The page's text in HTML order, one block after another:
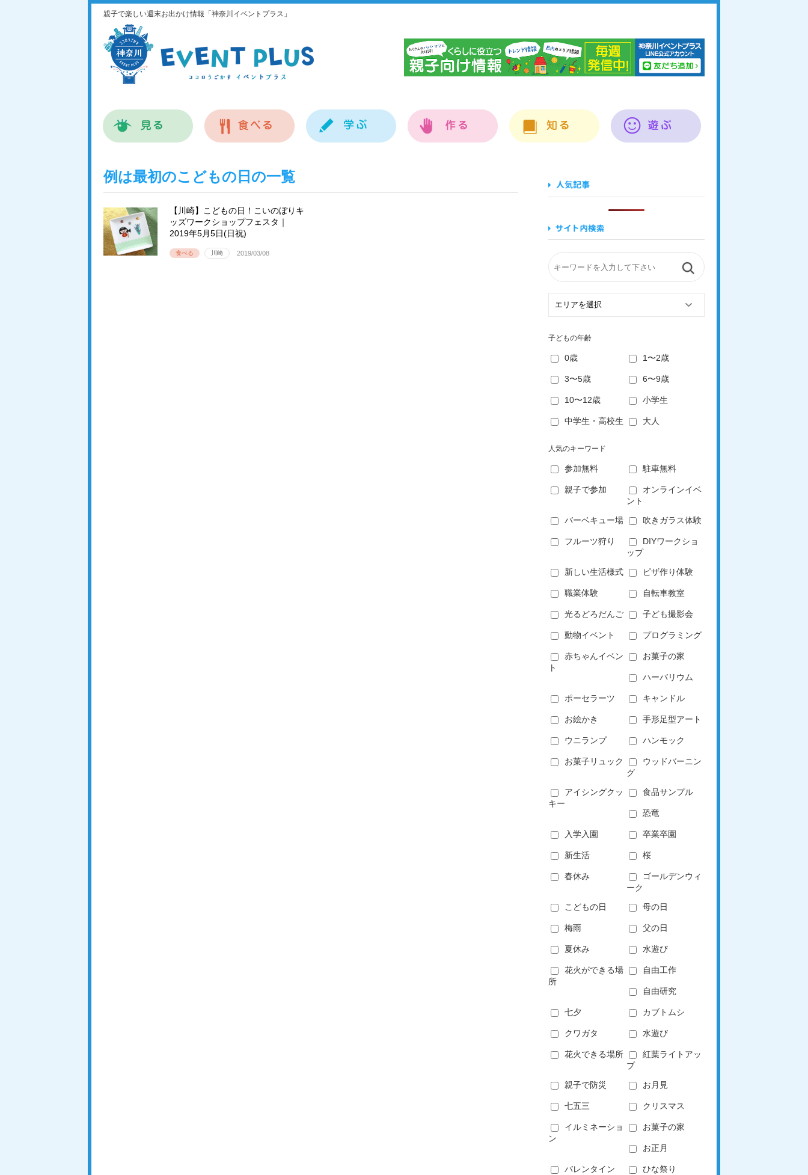
親子で楽しい週末お出かけ情報「神奈川イベントプラス」
例は最初のこどもの日の一覧
【川崎】こどもの日！こいのぼりキ
ッズワークショップフェスタ｜
2019年5月5日(日祝)
食べる 川崎 2019/03/08
子どもの年齢
0歳 1〜2歳
3〜5歳 6〜9歳
10〜12歳 小学生
中学生・高校生 大人
人気のキーワード
参加無料 駐車無料
親子で参加
オンラインイベ
ント
バーベキュー場 吹きガラス体験
フルーツ狩り
DIYワークショ
ップ
新しい生活様式 ピザ作り体験
職業体験 自転車教室
光るどろだんご 子ども撮影会
動物イベント プログラミング
赤ちゃんイベン
ト
お菓子の家
ハーバリウム
ポーセラーツ キャンドル
お絵かき 手形足型アート
ウニランプ ハンモック
お菓子リュック
ウッドバーニン
グ
アイシングクッ
キー
食品サンプル
恐竜
入学入園 卒業卒園
新生活 桜
春休み
ゴールデンウィ
ーク
こどもの日 母の日
梅雨 父の日
夏休み 水遊び
花火ができる場
所
自由工作
自由研究
七夕 カブトムシ
クワガタ 水遊び
花火できる場所
紅葉ライトアッ
プ
親子で防災 お月見
七五三 クリスマス
イルミネーショ
ン
お菓子の家
お正月
バレンタイン ひな祭り